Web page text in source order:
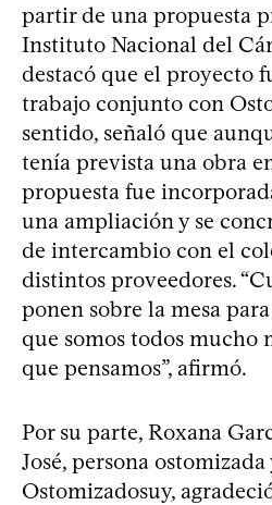
partir de una propuesta
Instituto Nacional del
destacó que el proyecto
trabajo conjunto con
sentido, señaló que
tenía prevista una obra
propuesta fue
una ampliación y se
de intercambio con el
distintos proveedores.
ponen sobre la mesa
que somos todos mucho
que pensamos”, afirmó.
Por su parte, Roxana
José, persona
Ostomizadosuy,